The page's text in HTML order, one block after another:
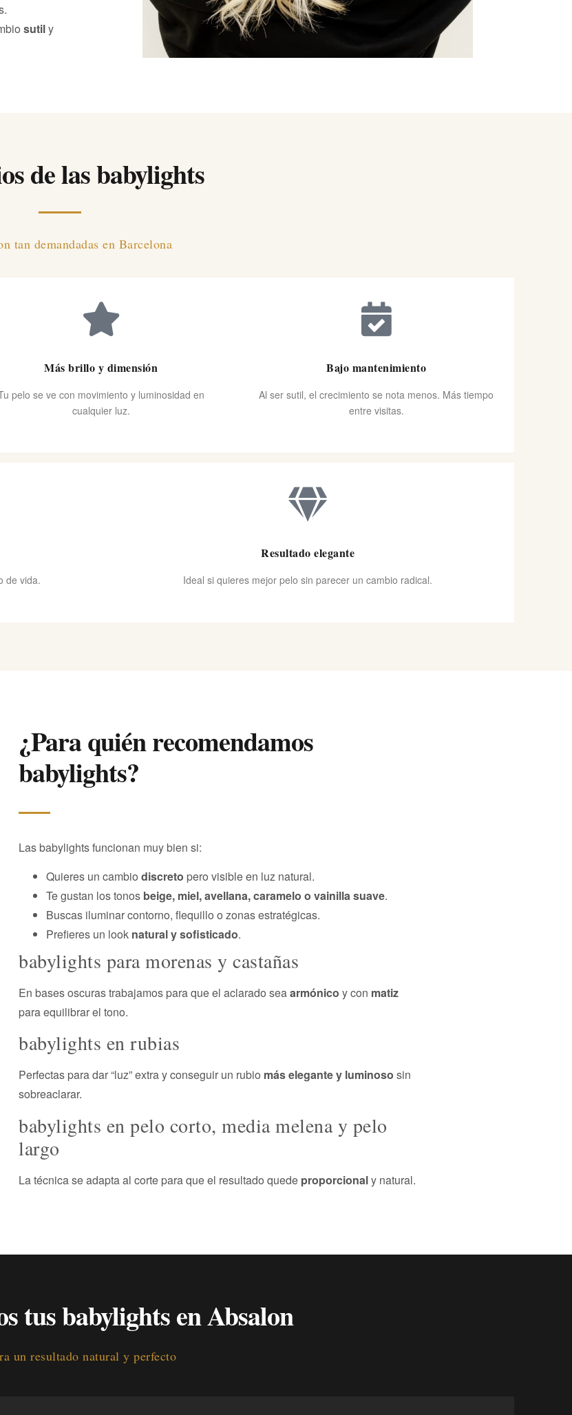
sutily
de las babylights
tan demandadas en Barcelona
Más brillo y dimensión
pelo se ve con movimiento y luminosidad en
cualquier luz.
Bajo mantenimiento
Al ser sutil, el crecimiento se nota menos. Más tiempo
entre visitas.
de vida.
Resultado elegante
Ideal si quieres mejor pelo sin parecer un cambio radical.
¿Para quién recomendamos
babylights?
Las babylights funcionan muy bien si:
Quieres un cambio discreto pero visible en luz natural.
Te gustan los tonos beige, miel, avellana, caramelo o vainilla suave.
Buscas iluminar contorno, flequillo o zonas estratégicas.
Prefieres un look natural y sofisticado.
babylights para morenas y castañas
En bases oscuras trabajamos para que el aclarado seaarmónico y con matiz
para equilibrar el tono.
babylights en rubias
Perfectas para dar “luz” extra y conseguir un rubio más elegante y luminoso sin
sobreaclarar.
babylights en pelo corto, media melena y pelo
largo
La técnica se adapta al corte para que el resultado quede proporcionaly natural.
tus babylights en Absalon
un resultado natural y perfecto